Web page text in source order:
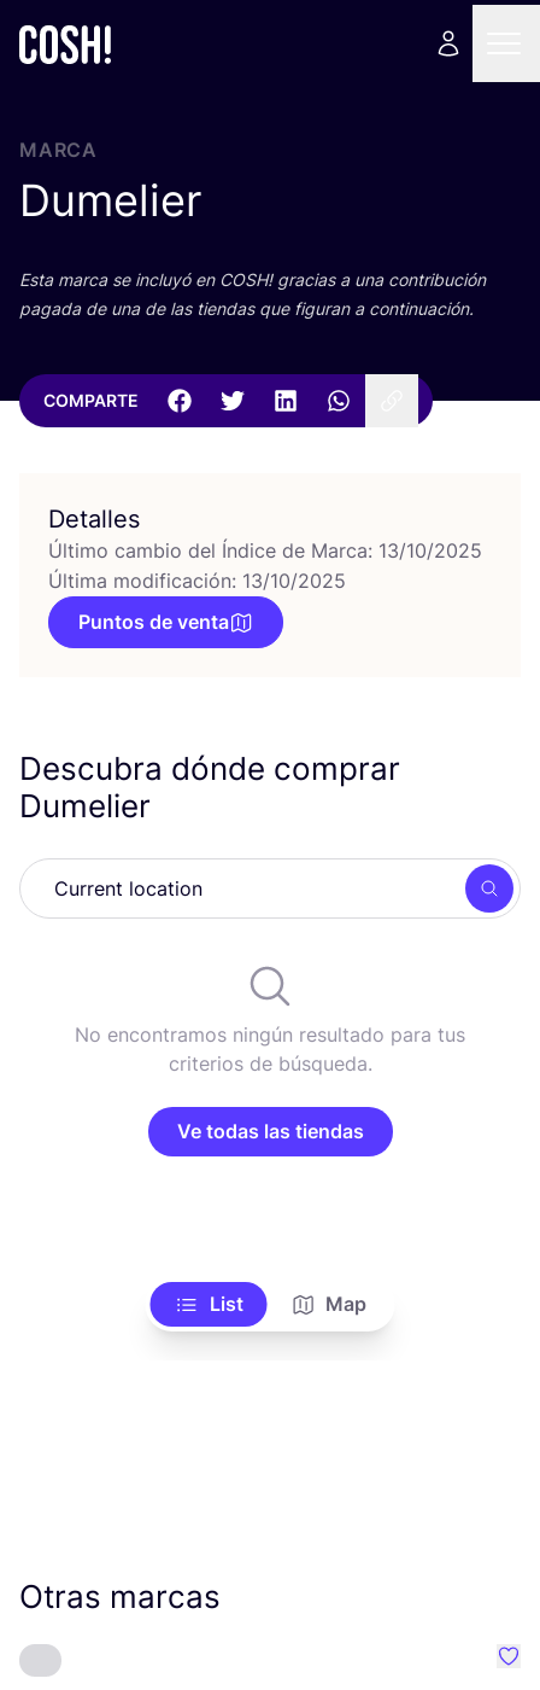
MARCA
Dumelier
Esta mar­ca se inclu­yó en COSH! gra­cias a una con­tri­bu­ción
paga­da de una de las tien­das que figu­ran a continuación.
COMPARTE
Detalles
Último cambio del Índice de Marca: 13/10/2025
Última modificación: 13/10/2025
Puntos de venta
Descubra dónde comprar
Dumelier
No encontramos ningún resultado para tus
criterios de búsqueda.
Ve todas las tiendas
List Map
Otras marcas